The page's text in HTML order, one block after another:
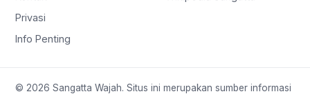
Privasi
Info Penting
© 2026 Sangatta Wajah. Situs ini merupakan sumber informasi